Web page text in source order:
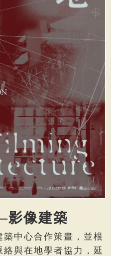
影像建築
中心合作策畫，並根
與在地學者協力，延